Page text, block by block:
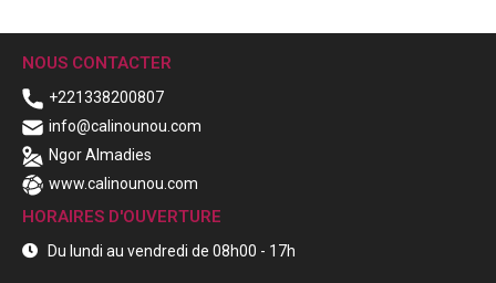
NOUS CONTACTER
+221338200807
info@calinounou.com
Ngor Almadies
www.calinounou.com
HORAIRES D'OUVERTURE
Du lundi au vendredi de 08h00 - 17h